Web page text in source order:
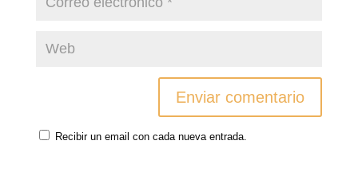
Recibir un email con cada nueva entrada.